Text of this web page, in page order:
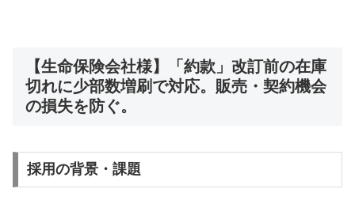
【生命保険会社様】「約款」改訂前の在庫
切れに少部数増刷で対応。販売・契約機会
の損失を防ぐ。
採用の背景・課題